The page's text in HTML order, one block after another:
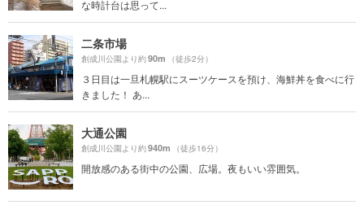
な時計台は思って...
二条市場
創成川公園より約90m （徒歩2分）
３日目は一旦札幌駅にスーツケースを預け、海鮮丼を食べに行
きました！ あ...
大通公園
創成川公園より約940m （徒歩16分）
開放感のある街中の公園、広場。夜もいい雰囲気。